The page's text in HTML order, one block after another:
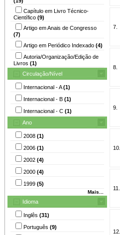
Capítulo em Livro Técnico-
Científico (9)
Artigo em Anais de Congresso
(7)
Artigo em Periódico Indexado (4)
Autoria/Organização/Edição de
Livros (1)
Circulação/Nível
Internacional - A(1)
Internacional - B (1)
Internacional - C (1)
Ano
2008 (1)
2006 (1)
2002 (4)
2000 (4)
1999 (5)
Mais...
Idioma
Inglês (31)
Português (9)
7.
8.
9.
10.
11.
12.